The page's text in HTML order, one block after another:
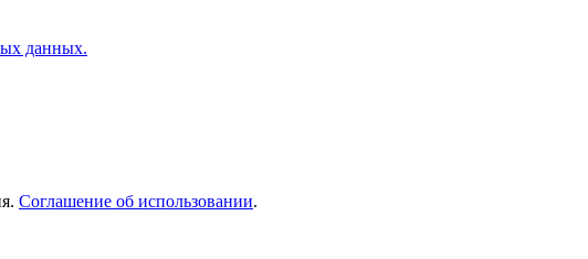
данных.
Соглашение об использовании.